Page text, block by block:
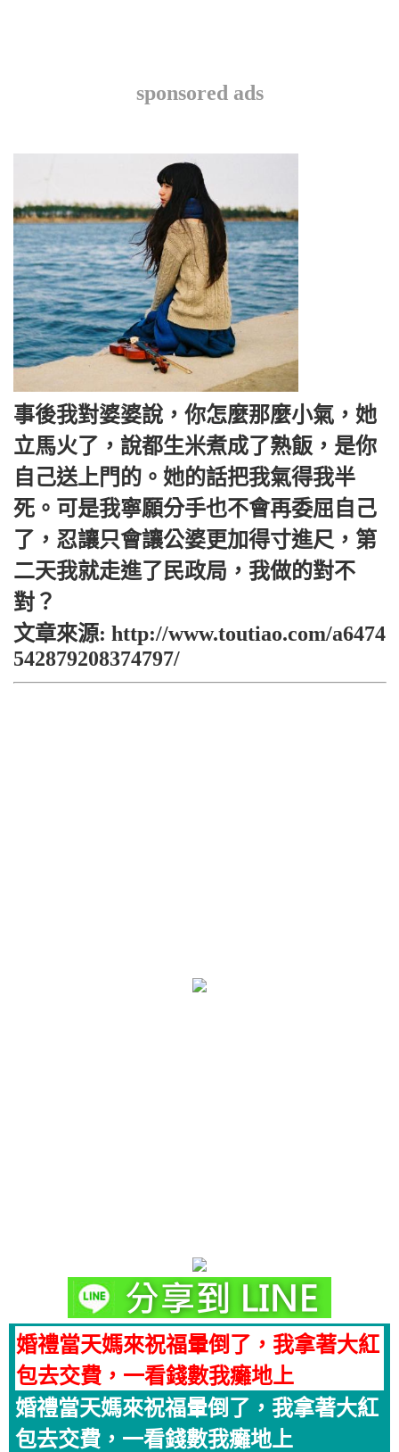
sponsored ads
事後我對婆婆說，你怎麼那麼小氣，她
立馬火了，說都生米煮成了熟飯，是你
自己送上門的。她的話把我氣得我半
死。可是我寧願分手也不會再委屈自己
了，忍讓只會讓公婆更加得寸進尺，第
二天我就走進了民政局，我做的對不
對？
文章來源: http://www.toutiao.com/a6474
542879208374797/
婚禮當天媽來祝福暈倒了，我拿著大紅
包去交費，一看錢數我癱地上
婚禮當天媽來祝福暈倒了，我拿著大紅
包去交費，一看錢數我癱地上